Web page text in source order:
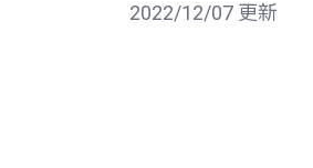
2022/12/07 更新